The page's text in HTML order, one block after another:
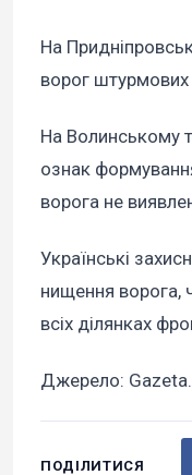
На
ворог штурмових
На Волинському
ознак
ворога не
Українські
нищення ворога,
всіх ділянках
Джерело:
ПОДІЛИТИСЯ